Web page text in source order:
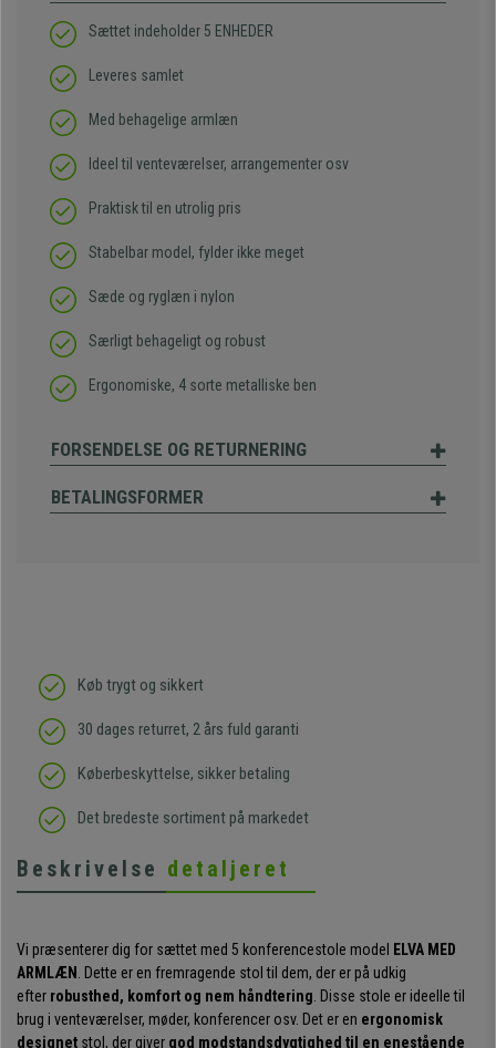
Sættet indeholder 5 ENHEDER
Leveres samlet
Med behagelige armlæn
Ideel til venteværelser, arrangementer osv
Praktisk til en utrolig pris
Stabelbar model, fylder ikke meget
Sæde og ryglæn i nylon
Særligt behageligt og robust
Ergonomiske, 4 sorte metalliske ben
FORSENDELSE OG RETURNERING
BETALINGSFORMER
Køb trygt og sikkert
30 dages returret, 2 års fuld garanti
Køberbeskyttelse, sikker betaling
Det bredeste sortiment på markedet
Beskrivelse detaljeret
Vi præsenterer dig for sættet med 5 konferencestole model
ELVA MED
ARMLÆN
. Dette er en fremragende stol til dem, der er på udkig
efter robusthed, komfort og nem håndtering . Disse stole er ideelle til
brug i venteværelser, møder, konferencer osv. Det er en ergonomisk
designet stol, der giver god modstandsdygtighed til en enestående